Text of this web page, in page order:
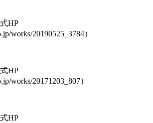
HP
works/20190525_3784）
HP
works/20171203_807）
HP